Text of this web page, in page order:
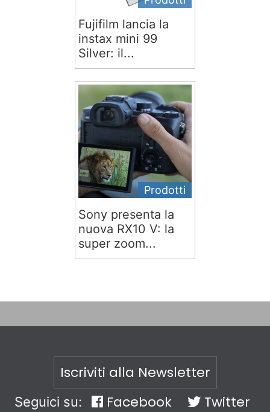
Fujifilm lancia la
instax mini 99
Silver: il...
Prodotti
Sony presenta la
nuova RX10 V: la
super zoom...
Iscriviti alla Newsletter
Seguici su: Facebook
Twitter